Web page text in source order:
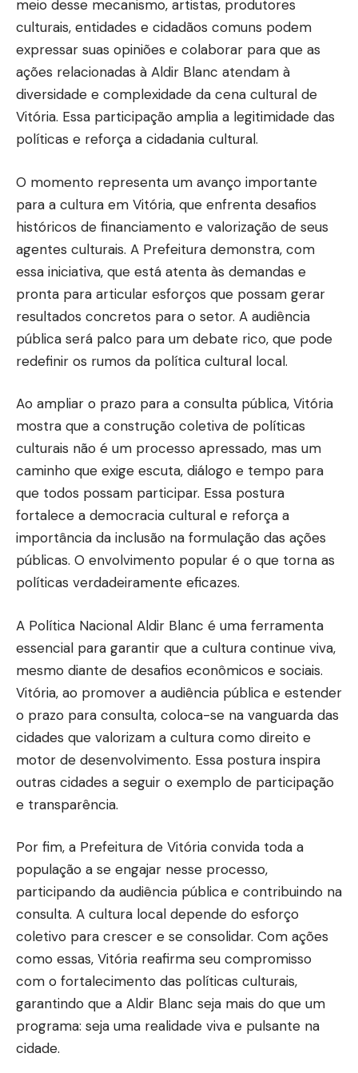
meio desse mecanismo, artistas, produtores
culturais, entidades e cidadãos comuns podem
expressar suas opiniões e colaborar para que as
ações relacionadas à Aldir Blanc atendam à
diversidade e complexidade da cena cultural de
Vitória. Essa participação amplia a legitimidade das
políticas e reforça a cidadania cultural.
O momento representa um avanço importante
para a cultura em Vitória, que enfrenta desafios
históricos de financiamento e valorização de seus
agentes culturais. A Prefeitura demonstra, com
essa iniciativa, que está atenta às demandas e
pronta para articular esforços que possam gerar
resultados concretos para o setor. A audiência
pública será palco para um debate rico, que pode
redefinir os rumos da política cultural local.
Ao ampliar o prazo para a consulta pública, Vitória
mostra que a construção coletiva de políticas
culturais não é um processo apressado, mas um
caminho que exige escuta, diálogo e tempo para
que todos possam participar. Essa postura
fortalece a democracia cultural e reforça a
importância da inclusão na formulação das ações
públicas. O envolvimento popular é o que torna as
políticas verdadeiramente eficazes.
A Política Nacional Aldir Blanc é uma ferramenta
essencial para garantir que a cultura continue viva,
mesmo diante de desafios econômicos e sociais.
Vitória, ao promover a audiência pública e estender
o prazo para consulta, coloca-se na vanguarda das
cidades que valorizam a cultura como direito e
motor de desenvolvimento. Essa postura inspira
outras cidades a seguir o exemplo de participação
e transparência.
Por fim, a Prefeitura de Vitória convida toda a
população a se engajar nesse processo,
participando da audiência pública e contribuindo na
consulta. A cultura local depende do esforço
coletivo para crescer e se consolidar. Com ações
como essas, Vitória reafirma seu compromisso
com o fortalecimento das políticas culturais,
garantindo que a Aldir Blanc seja mais do que um
programa: seja uma realidade viva e pulsante na
cidade.